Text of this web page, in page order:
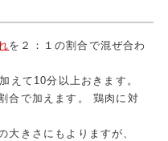
を２：１の割合で混ぜ合わ
て10分以上おきます。
で加えます。 鶏肉に対
きさにもよりますが、